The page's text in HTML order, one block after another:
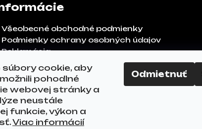
súbory cookie, aby
pohodlné
webovej stránky a
neustále
funkcie, výkon a
Viac informácií
Odmietnuť
Všeobecné obchodné podmienky
Podmienky ochrany osobných údajov
Reklamácia
Odstúpenie od zmluvy
FAQ
Kontakty